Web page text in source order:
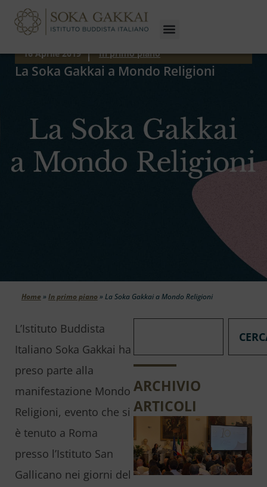
16 Aprile 2019 In primo piano
La Soka Gakkai a Mondo Religioni
Home » In primo piano» La Soka Gakkai a Mondo Religioni
L’Istituto Buddista
Italiano Soka Gakkai ha
preso parte alla
manifestazione Mondo
Religioni, evento che si
è tenuto a Roma
presso l’Istituto San
Gallicano nei giorni del
ARCHIVIO
ARTICOLI